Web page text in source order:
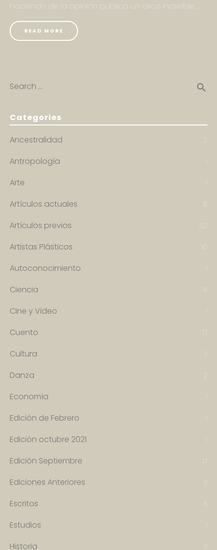
haciendo de la opinión publica un circo increíble....
READ MORE
Search … search
Categories
Ancestralidad 2
Antropología 1
Arte 1
Artículos actuales 8
Artículos previos 52
Artistas Plásticos 10
Autoconocimiento 1
Ciencia 8
Cine y Video 1
Cuento 17
Cultura 3
Danza 2
Economía 1
Edición de Febrero 1
Edición octubre 2021 1
Edición Septiembre 17
Ediciones Anteriores 3
Escritos 6
Estudios 1
Historia 3